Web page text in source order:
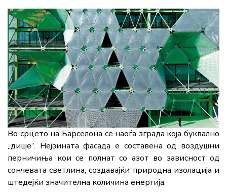
Во срцето на Барселона се наоѓа зграда која буквално
„дише“. Нејзината фасада е составена од воздушни
перничиња кои се полнат со азот во зависност од
сончевата светлина, создавајќи природна изолација и
штедејќи значителна количина енергија.